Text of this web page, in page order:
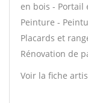
en bois - Portail
Peinture -
Placards et
Rénovation de
Voir la fiche